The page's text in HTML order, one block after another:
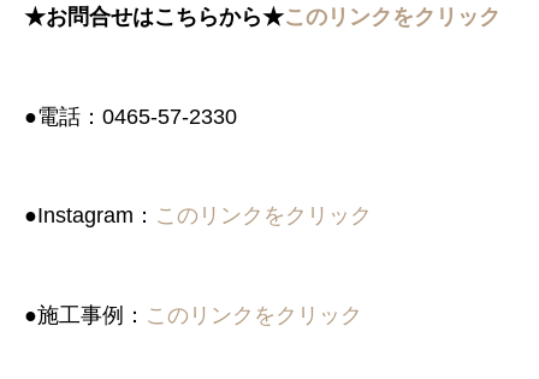
★お問合せはこちらから★このリンクをクリック
●電話：0465-57-2330
●Instagram： このリンクをクリック
●施工事例： このリンクをクリック